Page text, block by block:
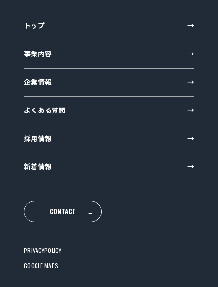
トップ
事業内容
企業情報
よくある質問
採用情報
新着情報
CONTACT →
PRIVACYPOLICY
GOOGLE MAPS